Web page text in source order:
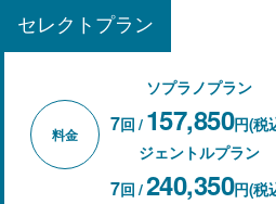
セレクトプラン
料金
ソプラノプラン
7回 / 157,850円(税
ジェントルプラン
7回 /240,350円(税